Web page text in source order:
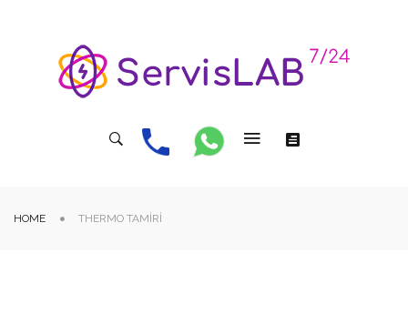
HOME THERMO TAMIRI